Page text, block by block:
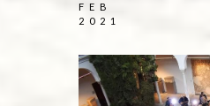
FEB
2021